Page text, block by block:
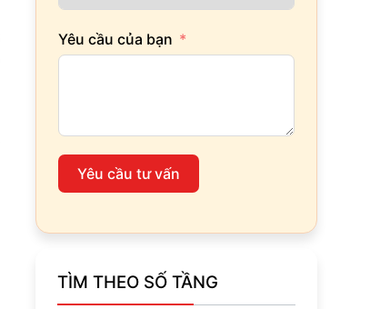
Yêu cầu của bạn
Yêu cầu tư vấn
TÌM THEO SỐ TẦNG